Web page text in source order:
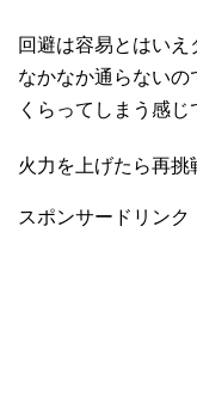
回避は容易とはいえ
なかなか通らないの
くらってしまう感
火力を上げたら再挑
スポンサードリンク